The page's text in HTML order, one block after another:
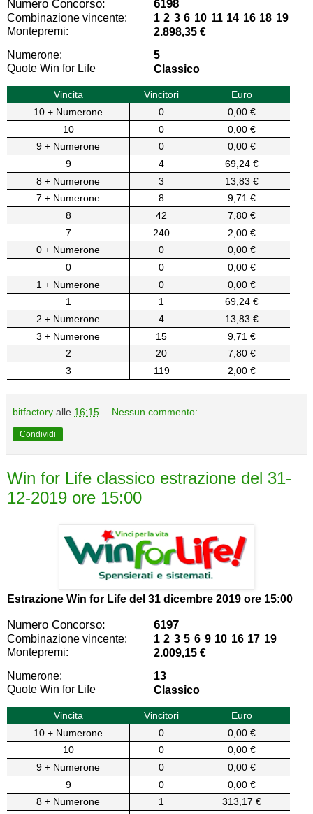
Numero Concorso: 6198
Combinazione vincente:
1 2 3 6 10 11 14 16 18 19
Montepremi:
2.898,35 €
Numerone:
5
Quote Win for Life
Classico
Vincita Vincitori
Euro
10 + Numerone
0
0,00 €
10
0
0,00 €
9 + Numerone
0
0,00 €
9
4
69,24 €
8 + Numerone
3
13,83 €
7 + Numerone
8
9,71 €
8
42
7,80 €
7
240
2,00 €
0 + Numerone
0
0,00 €
0
0
0,00 €
1 + Numerone
0
0,00 €
1
1
69,24 €
2 + Numerone
4
13,83 €
3 + Numerone
15
9,71 €
2
20
7,80 €
3
119 2,00 €
bitfactory alle 16:15 Nessun commento:
Condividi
Win for Life classico estrazione del 31-
12-2019 ore 15:00
Estrazione Win for Life del 31 dicembre 2019 ore 15:00
Numero Concorso: 6197
Combinazione vincente:
1 2 3 5 6 9 10 16 17 19
Montepremi:
2.009,15 €
Numerone:
13
Quote Win for Life
Classico
Vincita Vincitori
Euro
10 + Numerone
0
0,00 €
10
0
0,00 €
9 + Numerone
0
0,00 €
9
0
0,00 €
8 + Numerone
1
313,17 €